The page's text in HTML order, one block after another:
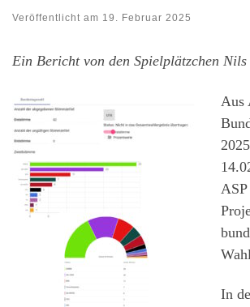
Veröffentlicht am 19. Februar 2025
Ein Bericht von den Spielplätzchen
Aus
In